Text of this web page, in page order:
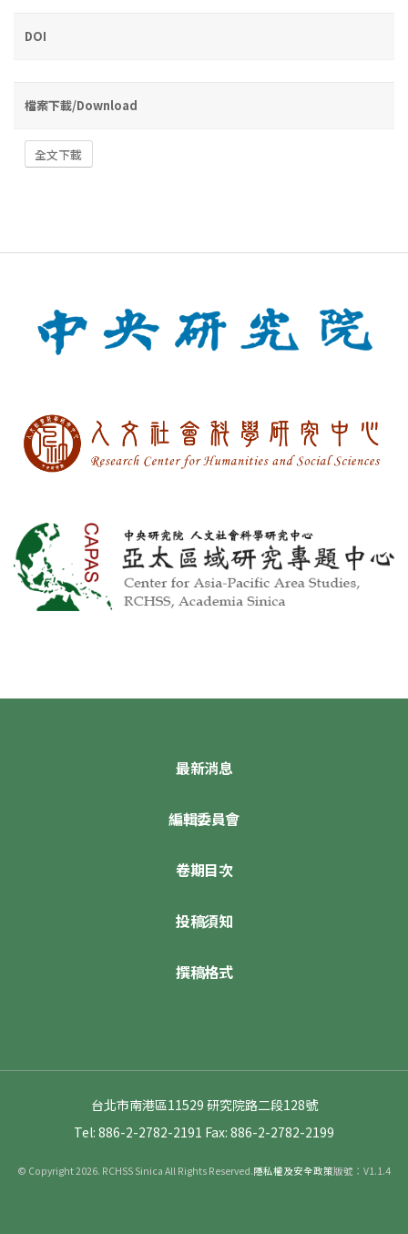
DOI
檔案下載/Download
全文下載
最新消息
編輯委員會
卷期目次
投稿須知
撰稿格式
台北市南港區11529 研究院路二段128號
Tel: 886-2-2782-2191 Fax: 886-2-2782-2199
© Copyright 2026. RCHSS Sinica All Rights Reserved.隱私權及安全政策版號：V1.1.4